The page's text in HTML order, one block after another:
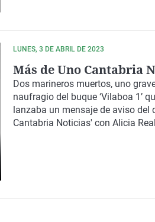
LUNES, 3 DE ABRIL DE 2023
Más de Uno Cantabria
Dos marineros muertos, uno
naufragio del buque ‘Vilaboa 1’
lanzaba un mensaje de aviso
Cantabria Noticias' con Alicia